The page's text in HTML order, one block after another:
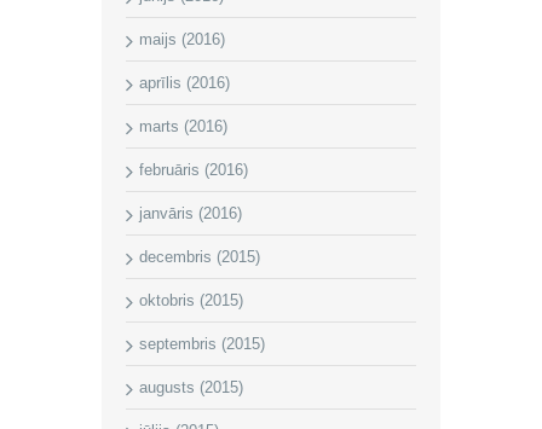
maijs (2016)
aprīlis (2016)
marts (2016)
februāris (2016)
janvāris (2016)
decembris (2015)
oktobris (2015)
septembris (2015)
augusts (2015)